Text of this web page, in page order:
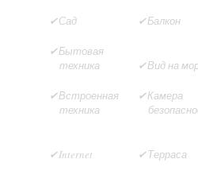
Сад Балкон
Бытовая
техника
Вид на
Встроенная
техника
Камера
Internet Терраса